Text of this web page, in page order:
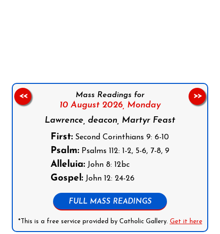
Mass Readings for
10 August 2026, Monday
Lawrence, deacon, Martyr Feast
First: Second Corinthians 9: 6-10
Psalm: Psalms 112: 1-2, 5-6, 7-8, 9
Alleluia: John 8: 12bc
Gospel: John 12: 24-26
FULL MASS READINGS
*This is a free service provided by Catholic Gallery. Get it here
<< >>